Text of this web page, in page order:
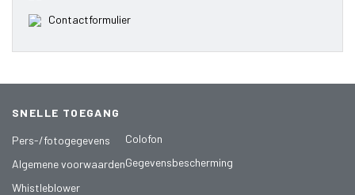
Contactformulier
SNELLE TOEGANG
Pers-/fotogegevens
Algemene voorwaarden
Whistleblower
Colofon
Gegevensbescherming